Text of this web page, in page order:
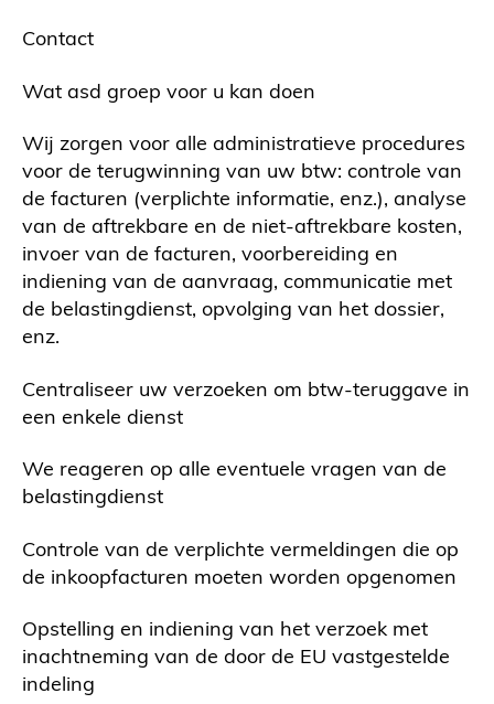
Contact
Wat asd groep voor u kan doen
Wij zorgen voor alle administratieve procedures
voor de terugwinning van uw btw: controle van
de facturen (verplichte informatie, enz.), analyse
van de aftrekbare en de niet-aftrekbare kosten,
invoer van de facturen, voorbereiding en
indiening van de aanvraag, communicatie met
de belastingdienst, opvolging van het dossier,
enz.
Centraliseer uw verzoeken om btw-teruggave in
een enkele dienst
We reageren op alle eventuele vragen van de
belastingdienst
Controle van de verplichte vermeldingen die op
de inkoopfacturen moeten worden opgenomen
Opstelling en indiening van het verzoek met
inachtneming van de door de EU vastgestelde
indeling